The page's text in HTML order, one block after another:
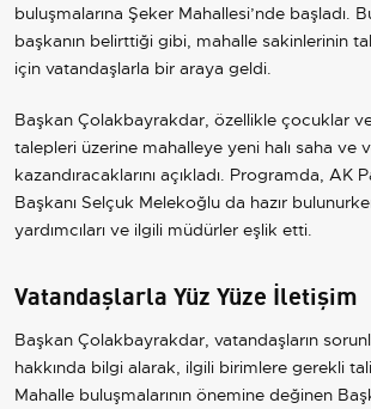
buluşmalarına Şeker Mahallesi’nde başladı.
başkanın belirttiği gibi, mahalle sakinlerinin
için vatandaşlarla bir araya geldi.
Başkan Çolakbayrakdar, özellikle çocuklar
talepleri üzerine mahalleye yeni halı saha ve
kazandıracaklarını açıkladı. Programda, AK
Başkanı Selçuk Melekoğlu da hazır
yardımcıları ve ilgili müdürler eşlik etti.
Vatandaşlarla Yüz Yüze İletişim
Başkan Çolakbayrakdar, vatandaşların
hakkında bilgi alarak, ilgili birimlere gerekli
Mahalle buluşmalarının önemine değinen